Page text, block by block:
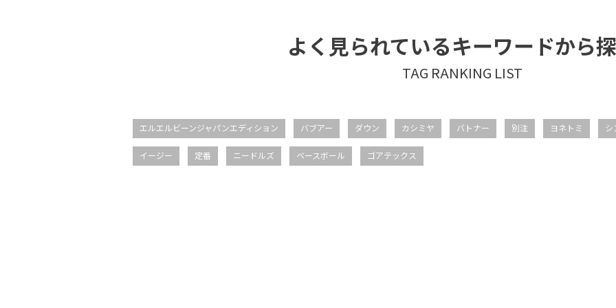
よく見られているキーワードから
エルエルビーンジャパンエディション バブアー ダウン カシミヤ バトナー 別注 ヨネトミ シ
イージー 定番 ニードルズ ベースボール ゴアテックス